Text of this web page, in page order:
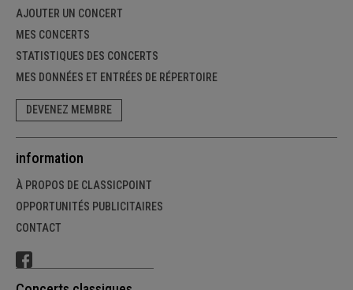
AJOUTER UN CONCERT
MES CONCERTS
STATISTIQUES DES CONCERTS
MES DONNÉES ET ENTRÉES DE RÉPERTOIRE
DEVENEZ MEMBRE
information
À PROPOS DE CLASSICPOINT
OPPORTUNITÉS PUBLICITAIRES
CONTACT